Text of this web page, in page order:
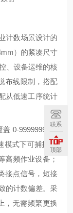
计数场景设计的
）的紧凑尺寸
、设备运维的核
布线限制，搭配
从低速工序统计
0-99999999，
模式下可捕捉 0.
高频作业设备；
接点信号，短接
的计数偏差。采
，无需频繁更换
联系
顶部